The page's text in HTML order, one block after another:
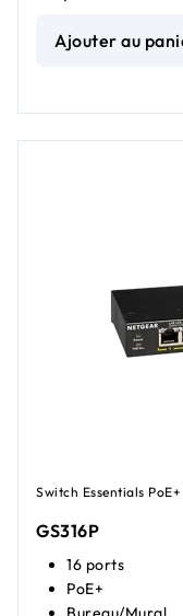
Commutateur
Ajouter au
Switch Essentials
GS316P
16 ports
PoE+